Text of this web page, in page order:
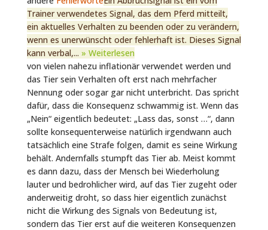
Trainer verwendetes Signal, das dem Pferd mitteilt,
ein aktuelles Verhalten zu beenden oder zu verändern,
wenn es unerwünscht oder fehlerhaft ist. Dieses Signal
kann verbal,... » Weiterlesen
von vielen nahezu inflationär verwendet werden und
das Tier sein Verhalten oft erst nach mehrfacher
Nennung oder sogar gar nicht unterbricht. Das spricht
dafür, dass die Konsequenz schwammig ist. Wenn das
„Nein“ eigentlich bedeutet: „Lass das, sonst …“, dann
sollte konsequenterweise natürlich irgendwann auch
tatsächlich eine Strafe folgen, damit es seine Wirkung
behält. Andernfalls stumpft das Tier ab. Meist kommt
es dann dazu, dass der Mensch bei Wiederholung
lauter und bedrohlicher wird, auf das Tier zugeht oder
anderweitig droht, so dass hier eigentlich zunächst
nicht die Wirkung des Signals von Bedeutung ist,
sondern das Tier erst auf die weiteren Konsequenzen